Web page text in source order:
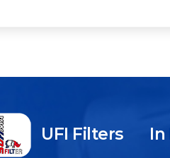
UFI Filters